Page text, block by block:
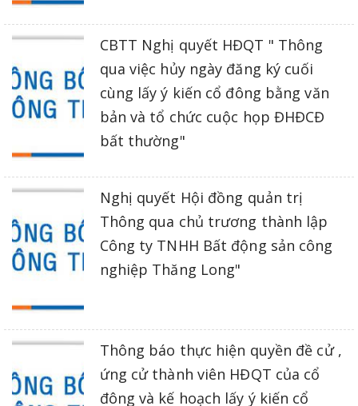
CBTT Nghị quyết HĐQT " Thông
qua việc hủy ngày đăng ký cuối
cùng lấy ý kiến cổ đông bằng văn
bản và tổ chức cuộc họp ĐHĐCĐ
bất thường"
Nghị quyết Hội đồng quản trị
Thông qua chủ trương thành lập
Công ty TNHH Bất động sản công
nghiệp Thăng Long"
Thông báo thực hiện quyền đề cử ,
ứng cử thành viên HĐQT của cổ
đông và kế hoạch lấy ý kiến cổ